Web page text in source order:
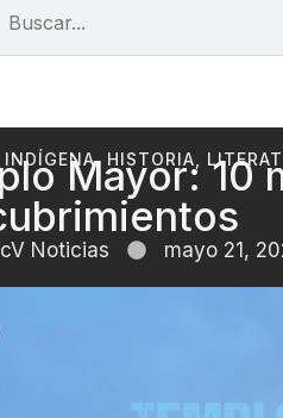
INDÍGENA, HISTORIA
Mayor: 10
Noticias mayo 21,